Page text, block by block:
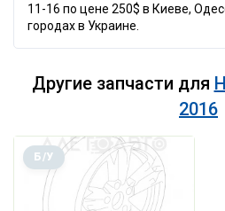
11-16 по цене 250$ в Киеве,
городах в Украине.
Другие запчасти для
2016
Б/У